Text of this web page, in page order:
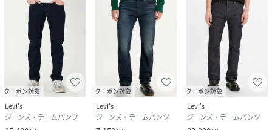
クーポン対象
Levi's
ジーンズ・デニムパンツ
クーポン対象
Levi's
ジーンズ・デニムパンツ
クーポン対象
Levi's
ジーンズ・デニムパンツ